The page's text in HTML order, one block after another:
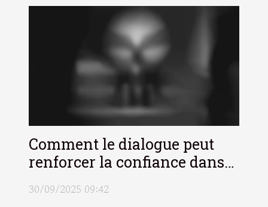
Comment le dialogue peut
renforcer la confiance dans
la pratique du candaulisme ?
30/09/2025 09:42